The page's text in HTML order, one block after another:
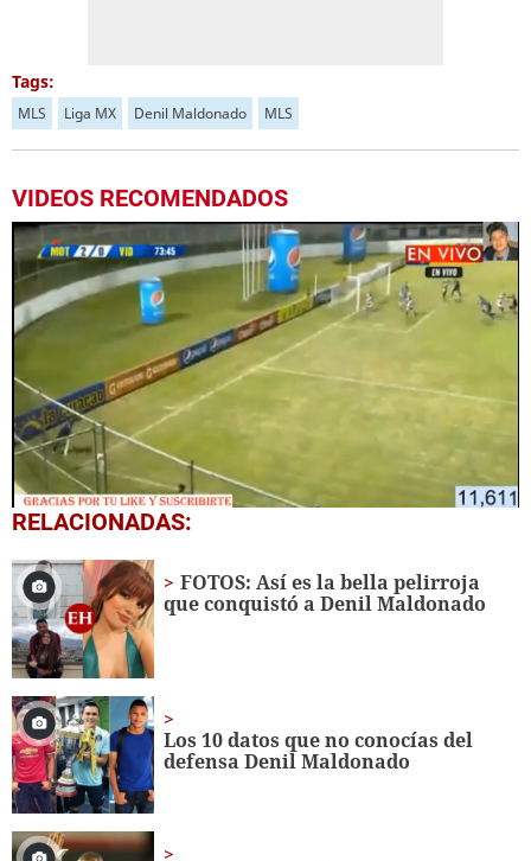
Tags:
MLS Liga MX Denil Maldonado MLS
VIDEOS RECOMENDADOS
0
seconds
21
seconds
RELACIONADAS:
FOTOS: Así es la bella pelirroja
que conquistó a Denil Maldonado
Los 10 datos que no conocías del
defensa Denil Maldonado